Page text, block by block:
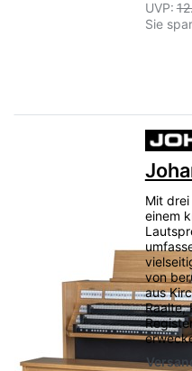
UVP:
Sie
Mit
einem
von
aus
Raalte,